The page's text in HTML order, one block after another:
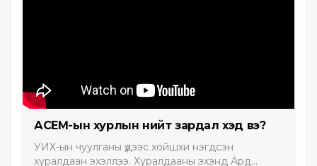
АСЕМ-ын хурлын нийт зардал хэд вэ?
УИХ-ын чуулганы үдээс хойшхи нэгдсэн
хуралдаан эхэллээ. Хуралдааны эхэнд Ард